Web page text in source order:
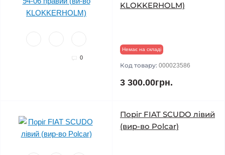
0
KLOKKERHOLM)
Немає на складі
Код товару: 000023586
3 300.00грн.
Поріг FIAT SCUDO лівий
(вир-во Polcar)